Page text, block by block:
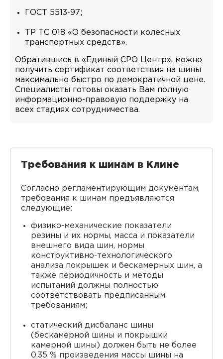
ГОСТ 5513-97;
ТР ТС 018 «О безопасности колесных
транспортных средств».
Обратившись в «Единый СРО Центр», можно
получить сертификат соответствия на шины
максимально быстро по демократичной цене.
Специалисты готовы оказать Вам полную
информационно-правовую поддержку на
всех стадиях сотрудничества.
Требования к шинам в Клине
Согласно регламентирующим документам,
требования к шинам предъявляются
следующие:
физико-механические показатели
резины и их нормы, масса и показатели
внешнего вида шин, нормы
конструктивно-технологического
анализа покрышек и бескамерных шин, а
также периодичность и методы
испытаний должны полностью
соответствовать предписанным
требованиям;
статический дисбаланс шины
(бескамерной шины и покрышки
камерной шины) должен быть не более
0,35 % произведения массы шины на